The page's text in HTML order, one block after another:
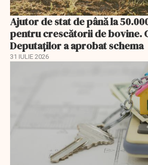
Ajutor de stat de până la
pentru crescătorii de bovine.
Deputaților a aprobat schema
31 IULIE 2026